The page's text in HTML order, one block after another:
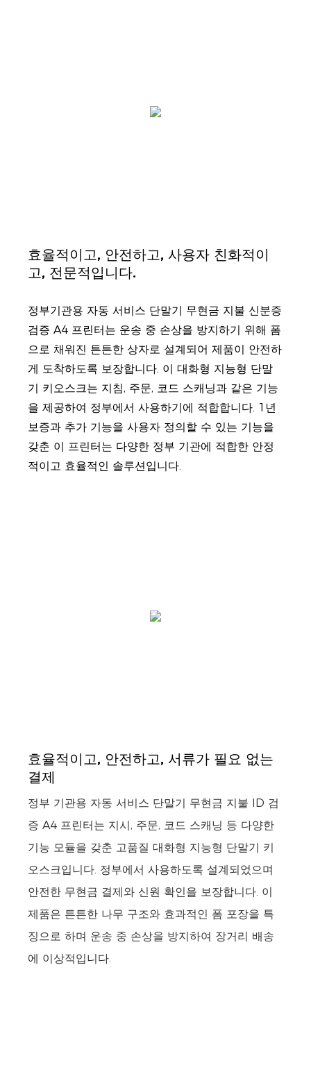
효율적이고, 안전하고, 사용자 친화적이
고, 전문적입니다.
정부기관용 자동 서비스 단말기 무현금 지불 신분증
검증 A4 프린터는 운송 중 손상을 방지하기 위해 폼
으로 채워진 튼튼한 상자로 설계되어 제품이 안전하
게 도착하도록 보장합니다. 이 대화형 지능형 단말
기 키오스크는 지침, 주문, 코드 스캐닝과 같은 기능
을 제공하여 정부에서 사용하기에 적합합니다. 1년
보증과 추가 기능을 사용자 정의할 수 있는 기능을
갖춘 이 프린터는 다양한 정부 기관에 적합한 안정
적이고 효율적인 솔루션입니다.
효율적이고, 안전하고, 서류가 필요 없는
결제
정부 기관용 자동 서비스 단말기 무현금 지불 ID 검
증 A4 프린터는 지시, 주문, 코드 스캐닝 등 다양한
기능 모듈을 갖춘 고품질 대화형 지능형 단말기 키
오스크입니다. 정부에서 사용하도록 설계되었으며
안전한 무현금 결제와 신원 확인을 보장합니다. 이
제품은 튼튼한 나무 구조와 효과적인 폼 포장을 특
징으로 하며 운송 중 손상을 방지하여 장거리 배송
에 이상적입니다.